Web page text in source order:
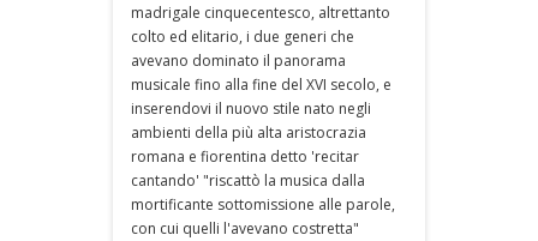
madrigale cinquecentesco, altrettanto
colto ed elitario, i due generi che
avevano dominato il panorama
musicale fino alla fine del XVI secolo, e
inserendovi il nuovo stile nato negli
ambienti della più alta aristocrazia
romana e fiorentina detto 'recitar
cantando' "riscattò la musica dalla
mortificante sottomissione alle parole,
con cui quelli l'avevano costretta"